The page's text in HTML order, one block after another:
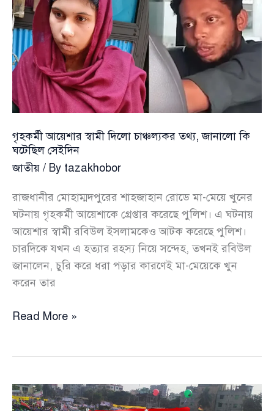
হিসাবে
প্রাথমিক
জিজ্ঞাসাাবদে
যা
জানালো
সেই
গৃহকর্মী
গৃহকর্মী আয়েশার স্বামী দিলো চাঞ্চল্যকর তথ্য, জানালো কি
ঘটেছিল সেইদিন
জাতীয় / By tazakhobor
রাজধানীর মোহাম্মদপুরের শাহজাহান রোডে মা-মেয়ে খুনের
ঘটনায় গৃহকর্মী আয়েশাকে গ্রেপ্তার করেছে পুলিশ। এ ঘটনায়
আয়েশার স্বামী রবিউল ইসলামকেও আটক করেছে পুলিশ।
চারদিকে যখন এ হত্যার রহস্য নিয়ে সন্দেহ, তখনই রবিউল
জানালেন, চুরি করে ধরা পড়ার কারণেই মা-মেয়েকে খুন
করেন তার
গৃহকর্মী
চাঞ্চল্যকর
তথ্য,
Read More »